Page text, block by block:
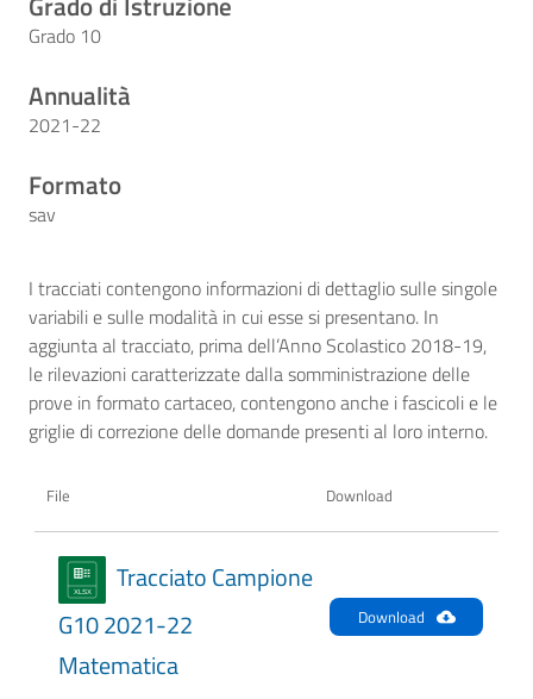
Grado 10
Annualità
2021-22
Formato
sav
I tracciati contengono informazioni di dettaglio sulle singole
variabili e sulle modalità in cui esse si presentano. In
aggiunta al tracciato, prima dell’Anno Scolastico 2018-19,
le rilevazioni caratterizzate dalla somministrazione delle
prove in formato cartaceo, contengono anche i fascicoli e le
griglie di correzione delle domande presenti al loro interno.
File Download
Tracciato Campione
G10 2021-22
Matematica
Download